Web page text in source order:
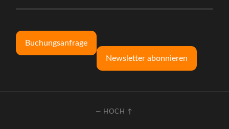
Buchungsanfrage
Newsletter abonnieren
— HOCH ↑